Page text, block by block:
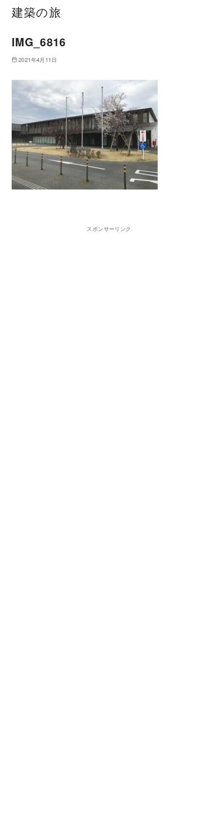
建築の旅
IMG_6816
2021年4月11日
スポンサーリンク